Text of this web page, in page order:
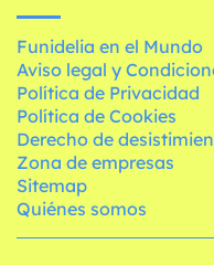
Funidelia en el Mundo
Aviso legal y
Política de Privacidad
Política de Cookies
Derecho de
Zona de empresas
Sitemap
Quiénes somos